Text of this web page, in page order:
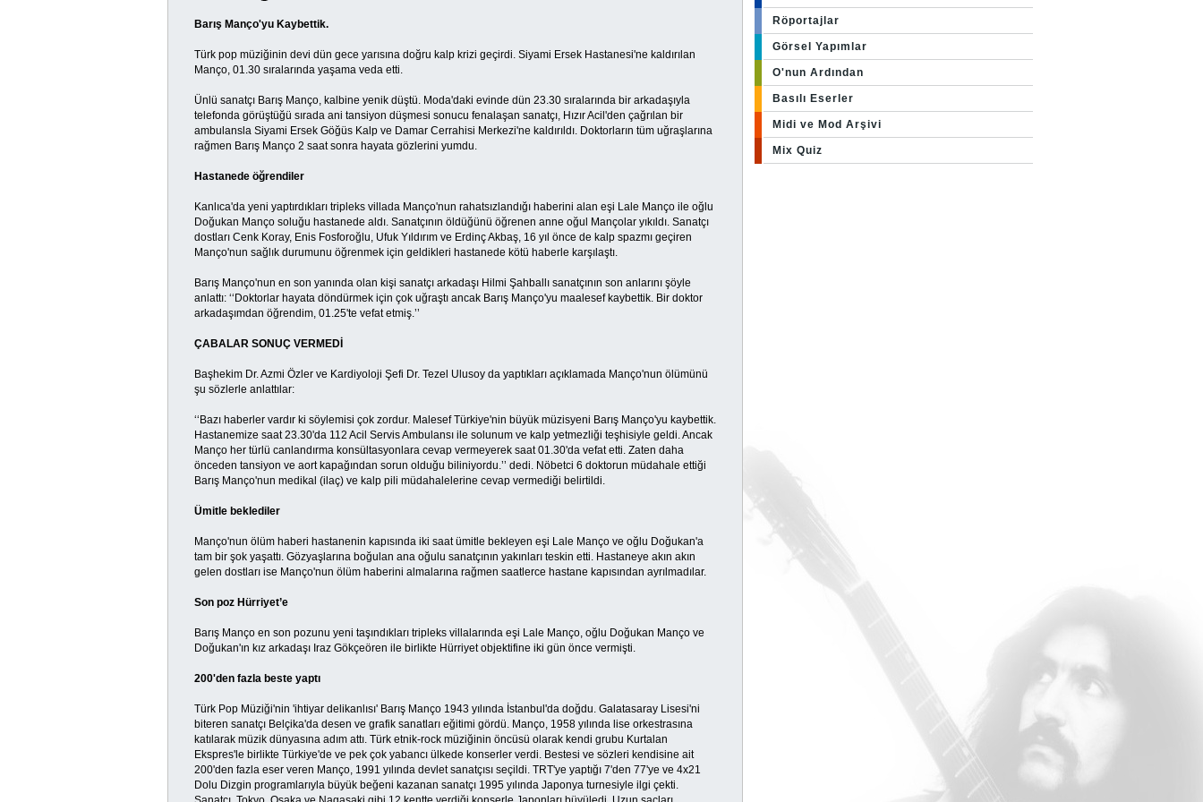
Barış Manço'yu Kaybettik.
Türk pop müziğinin devi dün gece yarısına doğru kalp krizi geçirdi. Siyami Ersek Hastanesi'ne kaldırılan
Manço, 01.30 sıralarında yaşama veda etti.
Ünlü sanatçı Barış Manço, kalbine yenik düştü. Moda'daki evinde dün 23.30 sıralarında bir arkadaşıyla
telefonda görüştüğü sırada ani tansiyon düşmesi sonucu fenalaşan sanatçı, Hızır Acil'den çağrılan bir
ambulansla Siyami Ersek Göğüs Kalp ve Damar Cerrahisi Merkezi'ne kaldırıldı. Doktorların tüm uğraşlarına
rağmen Barış Manço 2 saat sonra hayata gözlerini yumdu.
Hastanede öğrendiler
Kanlıca'da yeni yaptırdıkları tripleks villada Manço'nun rahatsızlandığı haberini alan eşi Lale Manço ile oğlu
Doğukan Manço soluğu hastanede aldı. Sanatçının öldüğünü öğrenen anne oğul Mançolar yıkıldı. Sanatçı
dostları Cenk Koray, Enis Fosforoğlu, Ufuk Yıldırım ve Erdinç Akbaş, 16 yıl önce de kalp spazmı geçiren
Manço'nun sağlık durumunu öğrenmek için geldikleri hastanede kötü haberle karşılaştı.
Barış Manço'nun en son yanında olan kişi sanatçı arkadaşı Hilmi Şahballı sanatçının son anlarını şöyle
anlattı: ‘‘Doktorlar hayata döndürmek için çok uğraştı ancak Barış Manço'yu maalesef kaybettik. Bir doktor
arkadaşımdan öğrendim, 01.25'te vefat etmiş.’’
ÇABALAR SONUÇ VERMEDİ
Başhekim Dr. Azmi Özler ve Kardiyoloji Şefi Dr. Tezel Ulusoy da yaptıkları açıklamada Manço'nun ölümünü
şu sözlerle anlattılar:
‘‘Bazı haberler vardır ki söylemisi çok zordur. Malesef Türkiye'nin büyük müzisyeni Barış Manço'yu kaybettik.
Hastanemize saat 23.30'da 112 Acil Servis Ambulansı ile solunum ve kalp yetmezliği teşhisiyle geldi. Ancak
Manço her türlü canlandırma konsültasyonlara cevap vermeyerek saat 01.30'da vefat etti. Zaten daha
önceden tansiyon ve aort kapağından sorun olduğu biliniyordu.’’ dedi. Nöbetci 6 doktorun müdahale ettiği
Barış Manço'nun medikal (ilaç) ve kalp pili müdahalelerine cevap vermediği belirtildi.
Ümitle beklediler
Manço'nun ölüm haberi hastanenin kapısında iki saat ümitle bekleyen eşi Lale Manço ve oğlu Doğukan'a
tam bir şok yaşattı. Gözyaşlarına boğulan ana oğulu sanatçının yakınları teskin etti. Hastaneye akın akın
gelen dostları ise Manço'nun ölüm haberini almalarına rağmen saatlerce hastane kapısından ayrılmadılar.
Son poz Hürriyet’e
Barış Manço en son pozunu yeni taşındıkları tripleks villalarında eşi Lale Manço, oğlu Doğukan Manço ve
Doğukan'ın kız arkadaşı Iraz Gökçeören ile birlikte Hürriyet objektifine iki gün önce vermişti.
200'den fazla beste yaptı
Türk Pop Müziği'nin 'ihtiyar delikanlısı' Barış Manço 1943 yılında İstanbul'da doğdu. Galatasaray Lisesi'ni
biteren sanatçı Belçika'da desen ve grafik sanatları eğitimi gördü. Manço, 1958 yılında lise orkestrasına
katılarak müzik dünyasına adım attı. Türk etnik-rock müziğinin öncüsü olarak kendi grubu Kurtalan
Ekspres'le birlikte Türkiye'de ve pek çok yabancı ülkede konserler verdi. Bestesi ve sözleri kendisine ait
200'den fazla eser veren Manço, 1991 yılında devlet sanatçısı seçildi. TRT'ye yaptığı 7'den 77'ye ve 4x21
Dolu Dizgin programlarıyla büyük beğeni kazanan sanatçı 1995 yılında Japonya turnesiyle ilgi çekti.
Röportajlar
Görsel Yapımlar
O'nun Ardından
Basılı Eserler
Midi ve Mod Arşivi
Mix Quiz